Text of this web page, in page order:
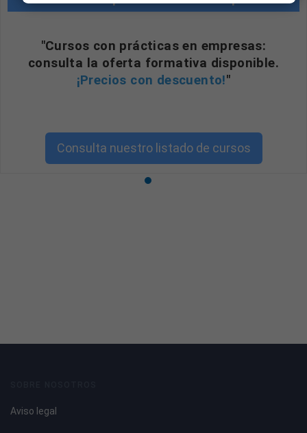
"Cursos con prácticas en empresas:
consulta la oferta formativa disponible.
¡Precios con descuento!"
Consulta nuestro listado de cursos
Aviso legal